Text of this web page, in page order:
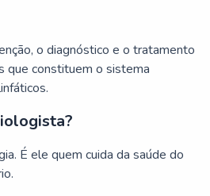
o diagnóstico e o tratamento
que constituem o sistema
É ele quem cuida da saúde do